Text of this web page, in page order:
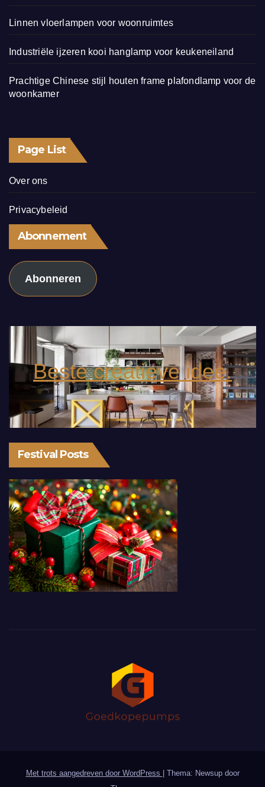
Linnen vloerlampen voor woonruimtes
Industriële ijzeren kooi hanglamp voor keukeneiland
Prachtige Chinese stijl houten frame plafondlamp voor de
woonkamer
Page List
Over ons
Privacybeleid
Abonnement
Abonneren
Beste creatieve idee.
Festival Posts
Met trots aangedreven door WordPress
Thema: Newsup door